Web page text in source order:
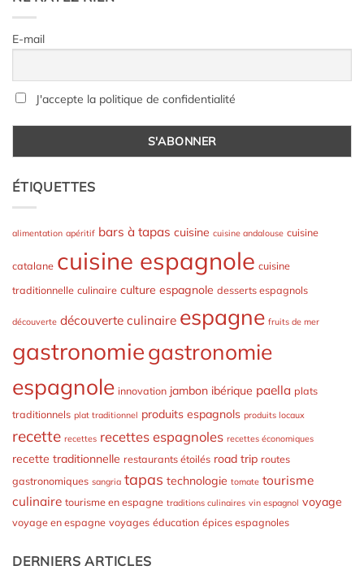
E-mail
J'accepte la politique de confidentialité
ÉTIQUETTES
alimentation apéritif bars à tapas cuisine cuisine andalouse cuisine
catalane cuisine espagnole cuisine
traditionnelle culinaire culture espagnole desserts espagnols
découverte découverte culinaire espagne fruits de mer
gastronomiegastronomie
espagnole innovation jambon ibérique paella plats
traditionnels plat traditionnel produits espagnols produits locaux
recette recettes recettes espagnoles recettes économiques
recette traditionnelle restaurants étoilés road trip routes
gastronomiques sangria tapas technologie tomate tourisme
culinaire tourisme en espagne traditions culinaires vin espagnol voyage
voyage en espagne voyages éducation épices espagnoles
DERNIERS ARTICLES